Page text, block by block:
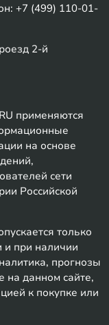
+7 (499) 110-01-
2-й
применяются
на основе
сети
Российской
только
и при наличии
прогнозы
на данном сайте,
к покупке или